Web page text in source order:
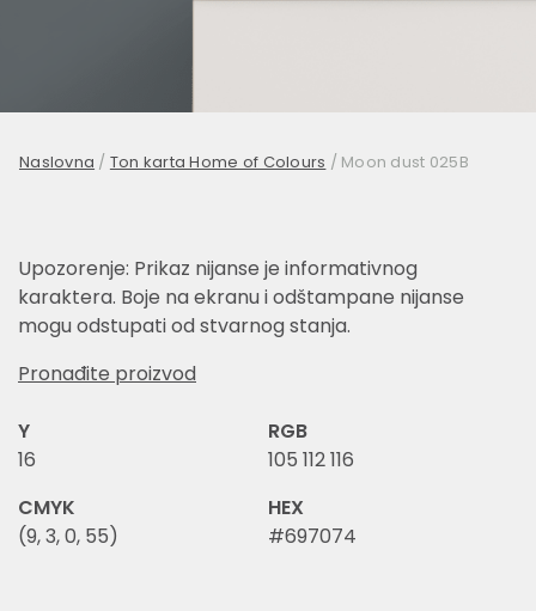
Naslovna / Ton karta Home of Colours / Moon dust 025B
Upozorenje: Prikaz nijanse je informativnog
karaktera. Boje na ekranu i odštampane nijanse
mogu odstupati od stvarnog stanja.
Pronađite proizvod
Y
16
RGB
105 112 116
CMYK
(9, 3, 0, 55)
HEX
#697074